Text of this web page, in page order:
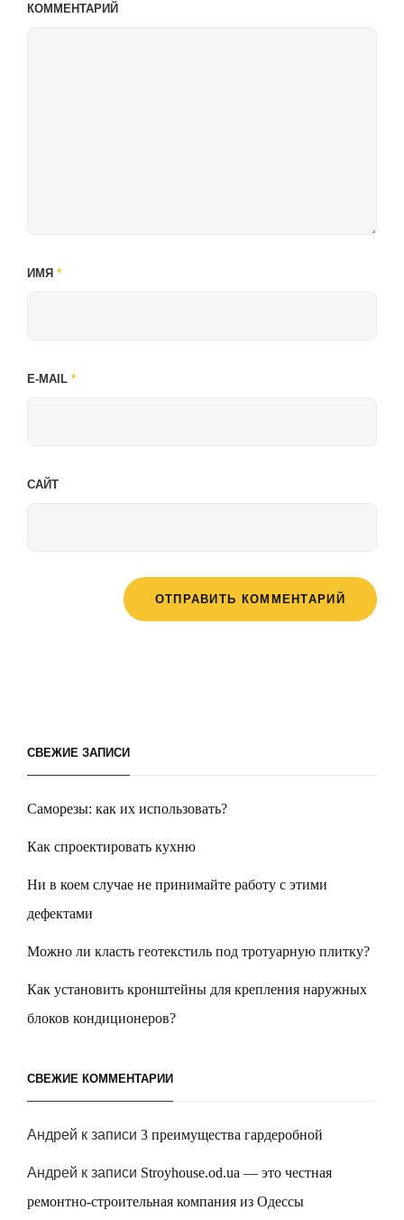
КОММЕНТАРИЙ
ИМЯ *
E-MAIL *
САЙТ
СВЕЖИЕ ЗАПИСИ
Саморезы: как их использовать?
Как спроектировать кухню
Ни в коем случае не принимайте работу с этими
дефектами
Можно ли класть геотекстиль под тротуарную плитку?
Как установить кронштейны для крепления наружных
блоков кондиционеров?
СВЕЖИЕ КОММЕНТАРИИ
Андрей к записи 3 преимущества гардеробной
Андрей к записи Stroyhouse.od.ua — это честная
ремонтно-строительная компания из Одессы